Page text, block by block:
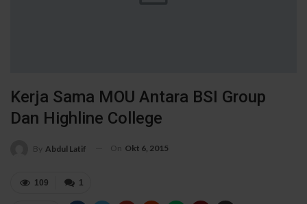
Kerja Sama MOU Antara BSI Group
Dan Highline College
By Abdul Latif On Okt 6, 2015
1
109